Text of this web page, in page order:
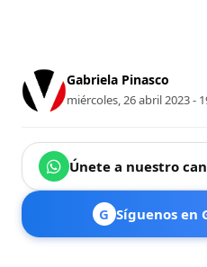
Gabriela Pinasco
miércoles, 26 abril 2023 -
Únete a nuestro
G Síguenos en